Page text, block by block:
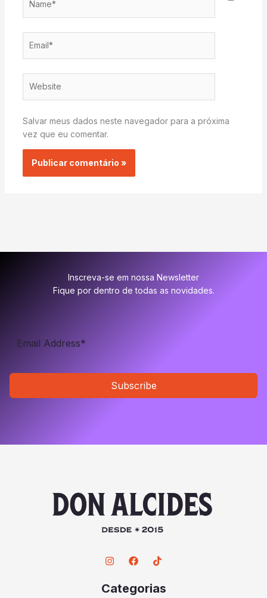
Salvar meus dados neste navegador para a próxima
vez que eu comentar.
Inscreva-se em nossa Newsletter
Fique por dentro de todas as novidades.
Subscribe
Categorias